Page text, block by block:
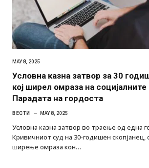
MAY 8, 2025
Условна казна затвор за 30
кој ширел омраза на
Парадата на гордоста
ВЕСТИ MAY 8, 2025
Условна казна затвор во траење од една
Кривичниот суд на 30-годишен скопјанец,
ширење омраза кон…